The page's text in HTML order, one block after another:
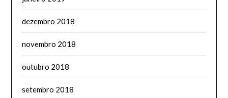
dezembro 2018
novembro 2018
outubro 2018
setembro 2018